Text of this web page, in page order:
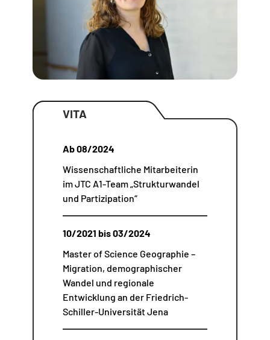
VITA
Ab 08/2024
Wissenschaftliche Mitarbeiterin
im JTC A1-Team „Strukturwandel
und Partizipation“
10/2021 bis 03/2024
Master of Science Geographie –
Migration, demographischer
Wandel und regionale
Entwicklung an der Friedrich-
Schiller-Universität Jena